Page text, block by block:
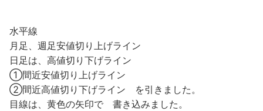
水平線
月足、週足安値切り上げライン
日足は、高値切り下げライン
①間近安値切り上げライン
②間近高値切り下げライン を引きました。
目線は、黄色の矢印で 書き込みました。